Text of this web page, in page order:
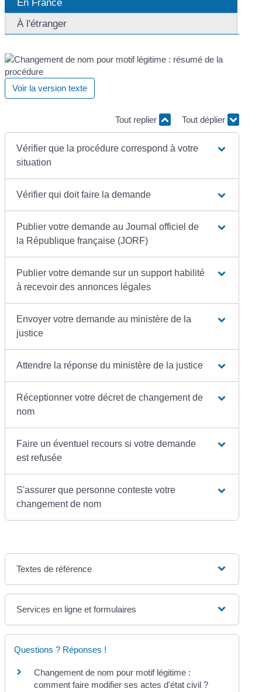
En France
À l'étranger
Voir la version texte
Tout replier Tout déplier
Vérifier que la procédure correspond à votre
situation
Vérifier qui doit faire la demande
Publier votre demande au Journal officiel de
la République française (JORF)
Publier votre demande sur un support habilité
à recevoir des annonces légales
Envoyer votre demande au ministère de la
justice
Attendre la réponse du ministère de la justice
Réceptionner votre décret de changement de
nom
Faire un éventuel recours si votre demande
est refusée
S'assurer que personne conteste votre
changement de nom
Textes de référence
Services en ligne et formulaires
Questions ? Réponses !
Changement de nom pour motif légitime :
comment faire modifier ses actes d'état civil ?